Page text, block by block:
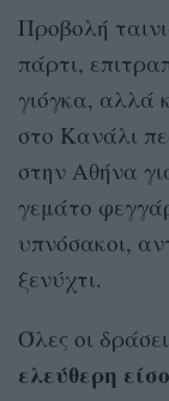
Προβολή
πάρτι,
γιόγκα, αλλά
στο Κανάλι
στην Αθήνα
γεμάτο
υπνόσακοι,
ξενύχτι.
Όλες οι
ελεύθερη